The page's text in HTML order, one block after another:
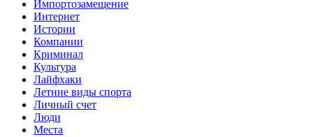
Импортозамещение
Интернет
Истории
Компании
Криминал
Культура
Лайфхаки
Летние виды спорта
Личный счет
Люди
Места